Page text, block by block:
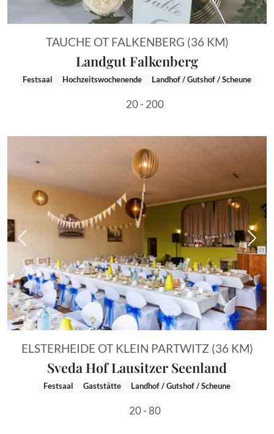
TAUCHE OT FALKENBERG (36 KM)
Landgut Falkenberg
Festsaal Hochzeitswochenende Landhof / Gutshof / Scheune
20 - 200
Vorheriges Bild
ELSTERHEIDE OT KLEIN PARTWITZ (36 KM)
Sveda Hof Lausitzer Seenland
Festsaal Gaststätte Landhof / Gutshof / Scheune
20 - 80